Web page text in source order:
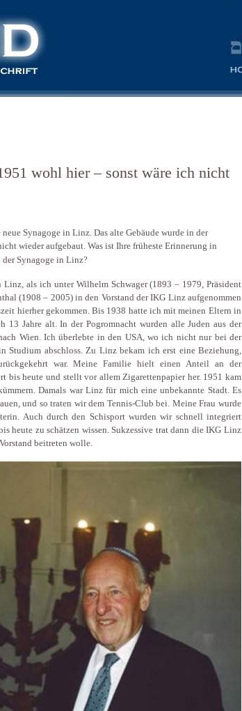
wohl hier – sonst wäre ich nicht
Synagoge in Linz. Das alte Gebäude wurde in der
wieder aufgebaut. Was ist Ihre früheste Erinnerung in
der Synagoge in Linz?
Linz, als ich unter Wilhelm Schwager (1893 – 1979, Präsident
(1908 – 2005) in den Vorstand der IKG Linz aufgenommen
hierher gekommen. Bis 1938 hatte ich mit meinen Eltern in
13 Jahre alt. In der Pogromnacht wurden alle Juden aus der
Wien. Ich überlebte in den USA, wo ich nicht nur bei der
Studium abschloss. Zu Linz bekam ich erst eine Beziehung,
war. Meine Familie hielt einen Anteil an der
bis heute und stellt vor allem Zigarettenpapier her. 1951 kam
Damals war Linz für mich eine unbekannte Stadt. Es
und so traten wir dem Tennis-Club bei. Meine Frau wurde
Auch durch den Schisport wurden wir schnell integriert
heute zu schätzen wissen. Sukzessive trat dann die IKG Linz
beitreten wolle.